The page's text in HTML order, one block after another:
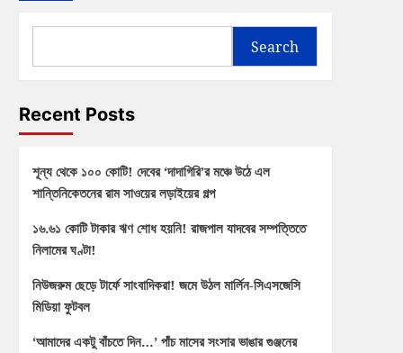
Search
Recent Posts
শূন্য থেকে ১০০ কোটি! দেবের ‘দাদাগিরি’র মঞ্চে উঠে এল
শান্তিনিকেতনের রাম সাওয়ের লড়াইয়ের গল্প
১৬.৬১ কোটি টাকার ঋণ শোধ হয়নি! রাজপাল যাদবের সম্পত্তিতে
নিলামের ঘণ্টা!
নিউজরুম ছেড়ে টার্ফে সাংবাদিকরা! জমে উঠল মার্লিন-সিএসজেসি
মিডিয়া ফুটবল
‘আমাদের একটু বাঁচতে দিন…’ পাঁচ মাসের সংসার ভাঙার গুঞ্জনের